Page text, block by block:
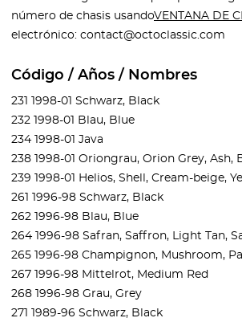
número de chasis usandoVENTANA DE
electrónico: contact@octoclassic.com
Código / Años / Nombres
231 1998-01 Schwarz, Black
232 1998-01 Blau, Blue
234 1998-01 Java
238 1998-01 Oriongrau, Orion Grey, Ash,
239 1998-01 Helios, Shell, Cream-beige,
261 1996-98 Schwarz, Black
262 1996-98 Blau, Blue
264 1996-98 Safran, Saffron, Light Tan,
265 1996-98 Champignon, Mushroom,
267 1996-98 Mittelrot, Medium Red
268 1996-98 Grau, Grey
271 1989-96 Schwarz, Black